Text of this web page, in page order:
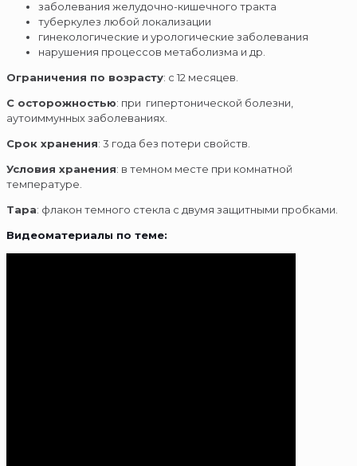
заболевания желудочно-кишечного тракта
туберкулез любой локализации
гинекологические и урологические заболевания
нарушения процессов метаболизма и др.
Ограничения по возрасту: с 12 месяцев.
С осторожностью: при гипертонической болезни,
аутоиммунных заболеваниях.
Срок хранения: 3 года без потери свойств.
Условия хранения: в темном месте при комнатной
температуре.
Тара: флакон темного стекла с двумя защитными пробками.
Видеоматериалы по теме: